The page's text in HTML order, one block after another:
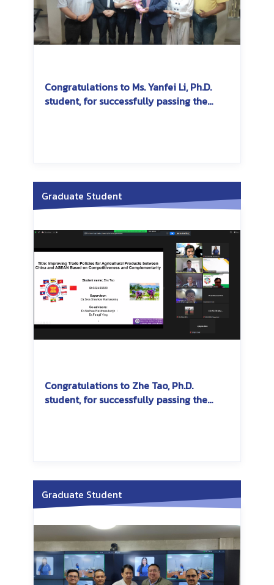
Congratulations to Ms. Yanfei Li, Ph.D.
student, for successfully passing the
Graduate Student
Congratulations to Zhe Tao, Ph.D.
student, for successfully passing the
Graduate Student